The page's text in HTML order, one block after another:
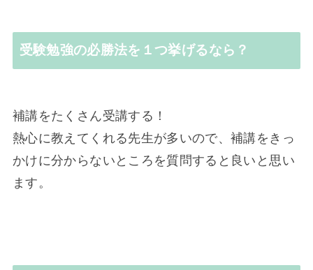
受験勉強の必勝法を１つ挙げるなら？
補講をたくさん受講する！
熱心に教えてくれる先生が多いので、補講をきっ
かけに分からないところを質問すると良いと思い
ます。